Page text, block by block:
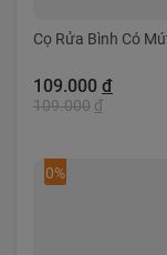
Cọ Rửa Bình Có
109.000 đ
109.000 đ
0%